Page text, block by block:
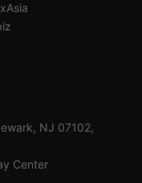
NJ 07102,
Center